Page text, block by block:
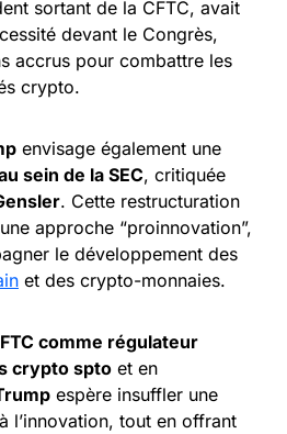
sortant de la CFTC, avait
devant le Congrès,
accrus pour combattre les
crypto.
envisage également une
sein de la SEC, critiquée
. Cette restructuration
approche “proinnovation”,
le développement des
et des crypto-monnaies.
comme régulateur
crypto spto et en
espère insuffler une
l’innovation, tout en offrant